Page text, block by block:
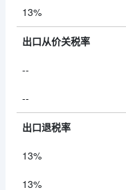
13%
出口从价关税率
--
--
出口退税率
13%
13%